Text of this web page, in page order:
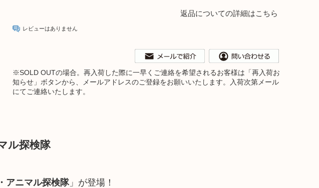
子供向けアイテム
返品についての詳細はこちら
レビューはありません
※SOLD OUTの場合。再入荷した際に一早くご連絡を希望されるお客様は「再入荷お
知らせ」ボタンから、メールアドレスのご登録をお願いいたします。入荷次第メール
にてご連絡いたします。
ル探検隊
アニマル探検隊」が登場！